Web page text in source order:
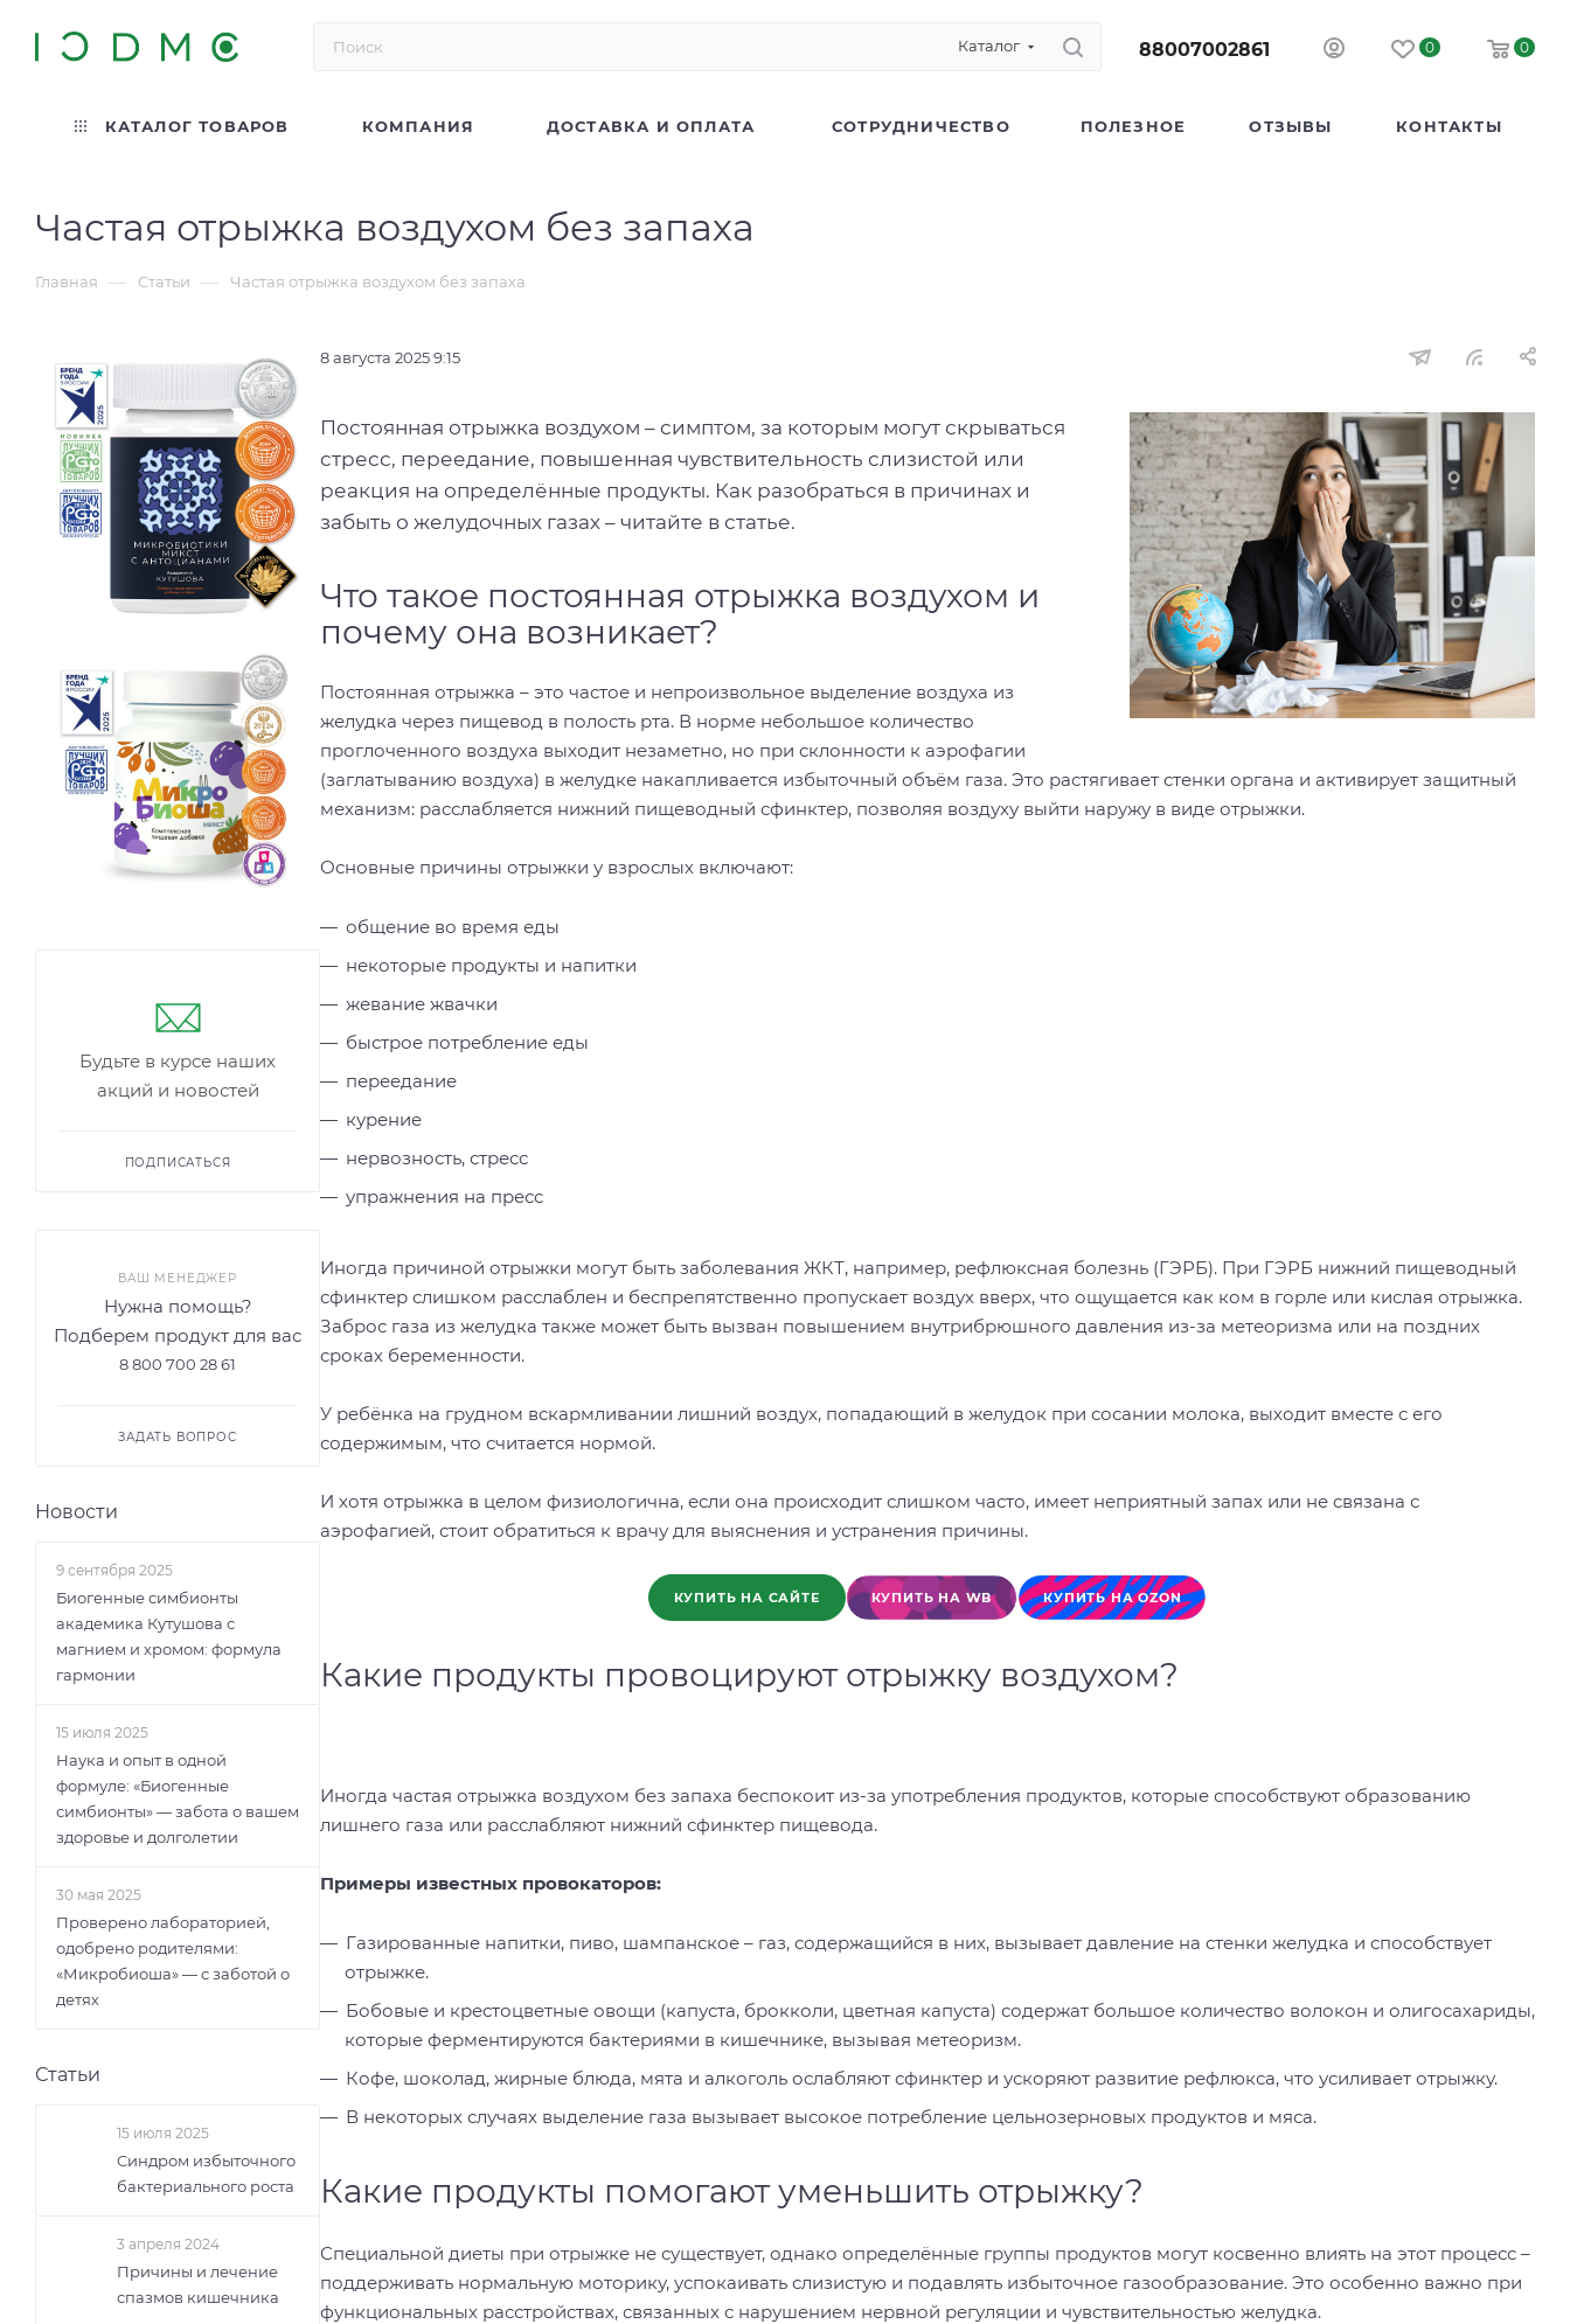
Каталог 88007002861 0 0
КАТАЛОГ ТОВАРОВ КОМПАНИЯ ДОСТАВКА И ОПЛАТА СОТРУДНИЧЕСТВО ПОЛЕЗНОЕ ОТЗЫВЫ КОНТАКТЫ
Частая отрыжка воздухом без запаха
Главная — Статьи — Частая отрыжка воздухом без запаха
8 августа 2025 9:15
Постоянная отрыжка воздухом – симптом, за которым могут скрываться
стресс, переедание, повышенная чувствительность слизистой или
реакция на определённые продукты. Как разобраться в причинах и
забыть о желудочных газах – читайте в статье.
Что такое постоянная отрыжка воздухом и
почему она возникает?
Постоянная отрыжка – это частое и непроизвольное выделение воздуха из
желудка через пищевод в полость рта. В норме небольшое количество
проглоченного воздуха выходит незаметно, но при склонности к аэрофагии
(заглатыванию воздуха) в желудке накапливается избыточный объём газа. Это растягивает стенки органа и активирует защитный
механизм: расслабляется нижний пищеводный сфинктер, позволяя воздуху выйти наружу в виде отрыжки.
Основные причины отрыжки у взрослых включают:
общение во время еды
некоторые продукты и напитки
жевание жвачки
быстрое потребление еды
переедание
курение
нервозность, стресс
упражнения на пресс
Иногда причиной отрыжки могут быть заболевания ЖКТ, например, рефлюксная болезнь (ГЭРБ). При ГЭРБ нижний пищеводный
сфинктер слишком расслаблен и беспрепятственно пропускает воздух вверх, что ощущается как ком в горле или кислая отрыжка.
Заброс газа из желудка также может быть вызван повышением внутрибрюшного давления из-за метеоризма или на поздних
сроках беременности.
У ребёнка на грудном вскармливании лишний воздух, попадающий в желудок при сосании молока, выходит вместе с его
содержимым, что считается нормой.
И хотя отрыжка в целом физиологична, если она происходит слишком часто, имеет неприятный запах или не связана с
аэрофагией, стоит обратиться к врачу для выяснения и устранения причины.
КУПИТЬ НА САЙТЕ КУПИТЬ НА WB КУПИТЬ НА OZON
Какие продукты провоцируют отрыжку воздухом?
Иногда частая отрыжка воздухом без запаха беспокоит из-за употребления продуктов, которые способствуют образованию
лишнего газа или расслабляют нижний сфинктер пищевода.
Примеры известных провокаторов:
Газированные напитки, пиво, шампанское – газ, содержащийся в них, вызывает давление на стенки желудка и способствует
отрыжке.
Бобовые и крестоцветные овощи (капуста, брокколи, цветная капуста) содержат большое количество волокон и олигосахариды,
которые ферментируются бактериями в кишечнике, вызывая метеоризм.
Кофе, шоколад, жирные блюда, мята и алкоголь ослабляют сфинктер и ускоряют развитие рефлюкса, что усиливает отрыжку.
В некоторых случаях выделение газа вызывает высокое потребление цельнозерновых продуктов и мяса.
Какие продукты помогают уменьшить отрыжку?
Специальной диеты при отрыжке не существует, однако определённые группы продуктов могут косвенно влиять на этот процесс –
поддерживать нормальную моторику, успокаивать слизистую и подавлять избыточное газообразование. Это особенно важно при
функциональных расстройствах, связанных с нарушением нервной регуляции и чувствительностью желудка.
Будьте в курсе наших
акций и новостей
ПОДПИСАТЬСЯ
ВАШ МЕНЕДЖЕР
Нужна помощь?
Подберем продукт для вас
8 800 700 28 61
ЗАДАТЬ ВОПРОС
Новости
9 сентября 2025
Биогенные симбионты
академика Кутушова с
магнием и хромом: формула
гармонии
15 июля 2025
Наука и опыт в одной
формуле: «Биогенные
симбионты» — забота о вашем
здоровье и долголетии
30 мая 2025
Проверено лабораторией,
одобрено родителями:
«Микробиоша» — с заботой о
детях
Статьи
15 июля 2025
Синдром избыточного
бактериального роста
3 апреля 2024
Причины и лечение
спазмов кишечника